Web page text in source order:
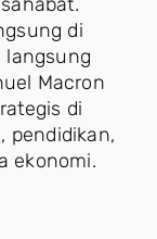
di
langsung
Macron
di
pendidikan,
ekonomi.